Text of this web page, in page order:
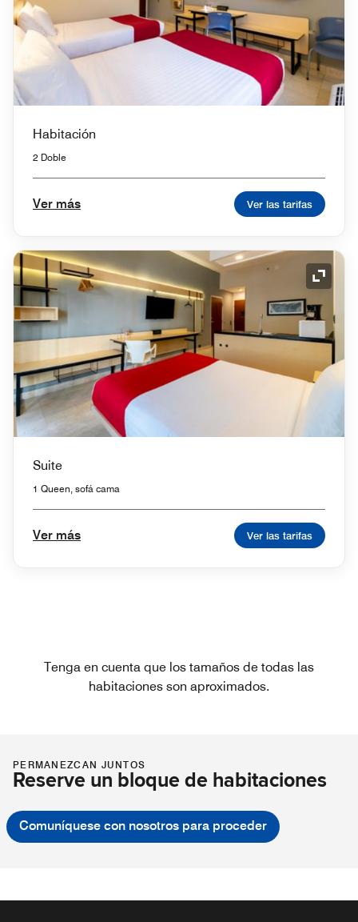
Habitación
2 Doble
Ver más Ver las tarifas
Icono
Suite
1 Queen, sofá cama
Ver más Ver las tarifas
Tenga en cuenta que los tamaños de todas las
habitaciones son aproximados.
PERMANEZCAN JUNTOS
Reserve un bloque de habitaciones
Comuníquese con nosotros para proceder